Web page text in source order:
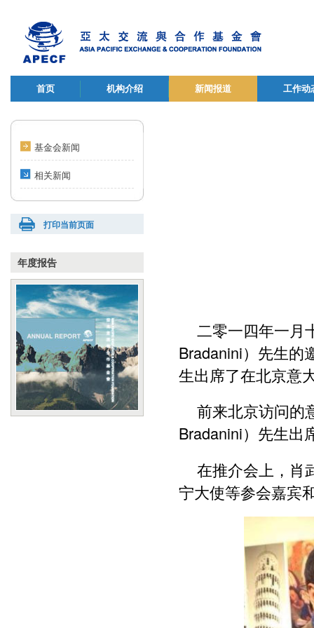
首页 机构介绍 新闻报道 工作动
基金会新闻
相关新闻
打印当前页面
年度报告
二零一四年一月
Bradanini）先生的
生出席了在北京意
前来北京访问的
Bradanini）先生出
在推介会上，肖
宁大使等参会嘉宾